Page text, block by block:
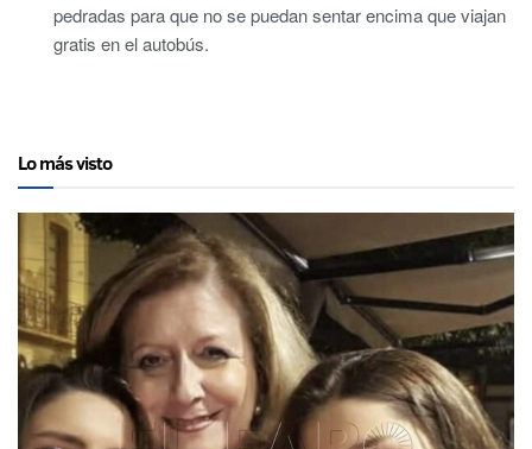
pedradas para que no se puedan sentar encima que viajan
gratis en el autobús.
Lo más visto